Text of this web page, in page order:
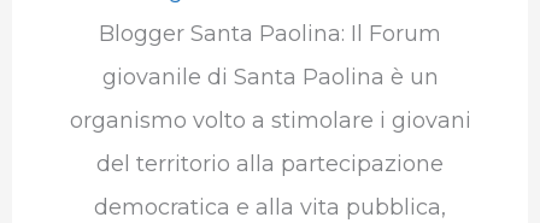
Blogger Santa Paolina: Il Forum
giovanile di Santa Paolina è un
organismo volto a stimolare i giovani
del territorio alla partecipazione
democratica e alla vita pubblica,